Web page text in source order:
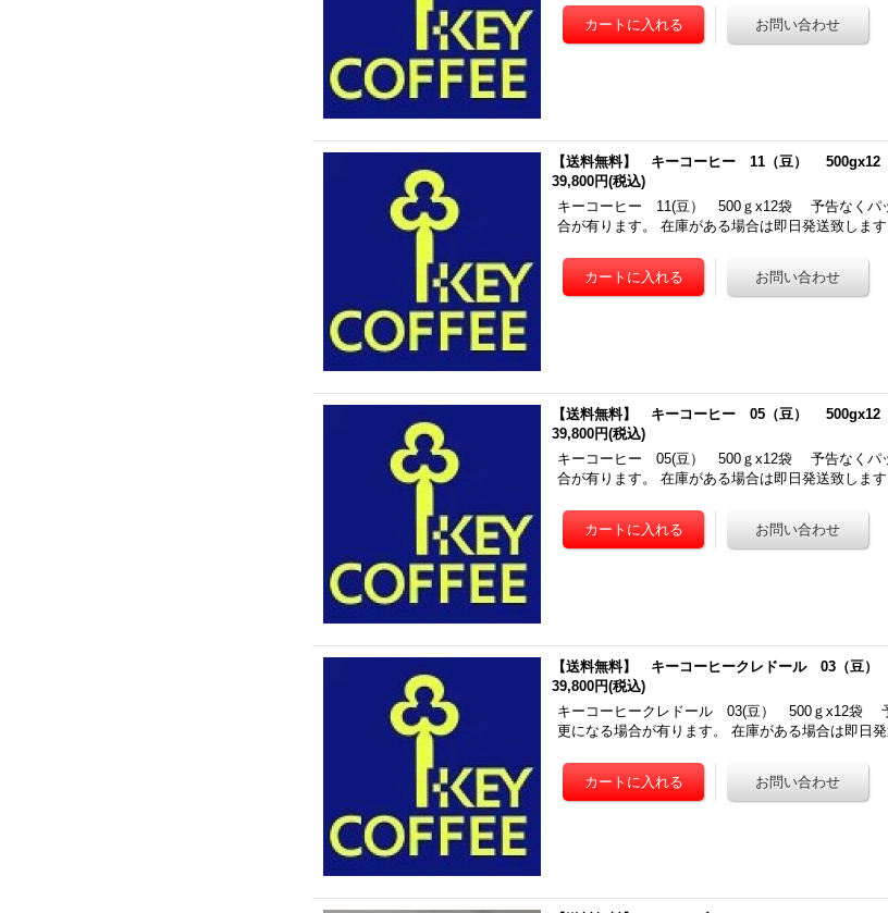
【送料無料】 キーコーヒー 11（豆） 500gx12
39,800円(税込)
キーコーヒー 11(豆） 500ｇx12袋 予告なくパ
合が有ります。 在庫がある場合は即日発送致します
【送料無料】 キーコーヒー 05（豆） 500gx12
39,800円(税込)
キーコーヒー 05(豆） 500ｇx12袋 予告なくパ
合が有ります。 在庫がある場合は即日発送致します
【送料無料】 キーコーヒークレドール 03（豆
39,800円(税込)
キーコーヒークレドール 03(豆） 500ｇx12袋
更になる場合が有ります。 在庫がある場合は即日発